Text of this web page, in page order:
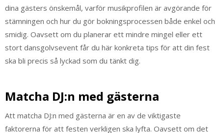
dina gästers önskemål, varför musikprofilen är avgörande för
stämningen och hur du gör bokningsprocessen både enkel och
smidig. Oavsett om du planerar ett mindre mingel eller ett
stort dansgolvsevent får du här konkreta tips för att din fest
ska bli precis så lyckad som du tänkt dig.
Matcha DJ:n med gästerna
Att matcha DJ:n med gästerna är en av de viktigaste
faktorerna för att festen verkligen ska lyfta. Oavsett om det